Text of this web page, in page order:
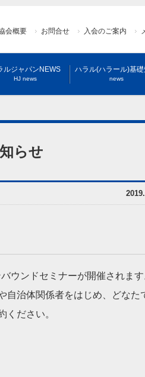
会概要 お問合せ 入会のご案内
ルジャパンNEWS
HJ news
ハラル(ハラール)基礎
news
らせ
ウンドセミナーが開催されます
自治体関係者をはじめ、どなた
ください。